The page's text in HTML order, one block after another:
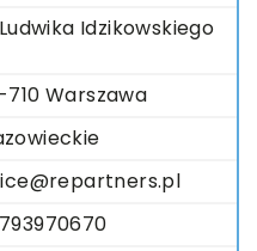
Idzikowskiego
Warszawa